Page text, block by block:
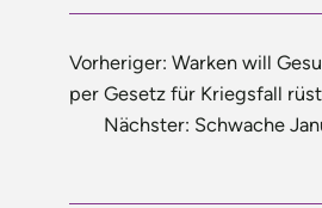
Vorheriger: Warken will
per Gesetz für Kriegsfall
Nächster: Schwache